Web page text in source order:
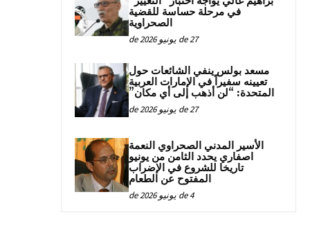
في مرحلة حساسة للقضية
الصحراوية
27 de يونيو de 2026
مسعد بولس ينفي الشائعات حول
تعيينه سفيراً في الإمارات العربية
المتحدة: “لن أذهب إلى أي مكان”
27 de يونيو de 2026
الأسير المدني الصحراوي النعمة
اصفاري يحدد الثامن من يونيو
تاريخا للشروع في الإضراب
المفتوح عن الطعام
4 de يونيو de 2026